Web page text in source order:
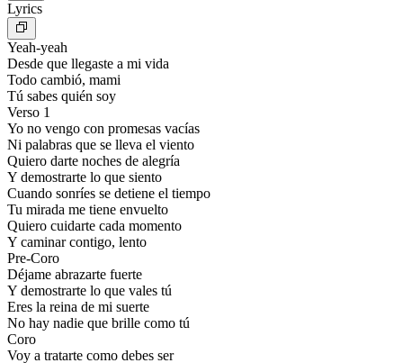
Lyrics
Yeah-yeah
Desde que llegaste a mi vida
Todo cambió, mami
Tú sabes quién soy
Verso 1
Yo no vengo con promesas vacías
Ni palabras que se lleva el viento
Quiero darte noches de alegría
Y demostrarte lo que siento
Cuando sonríes se detiene el tiempo
Tu mirada me tiene envuelto
Quiero cuidarte cada momento
Y caminar contigo, lento
Pre-Coro
Déjame abrazarte fuerte
Y demostrarte lo que vales tú
Eres la reina de mi suerte
No hay nadie que brille como tú
Coro
Voy a tratarte como debes ser